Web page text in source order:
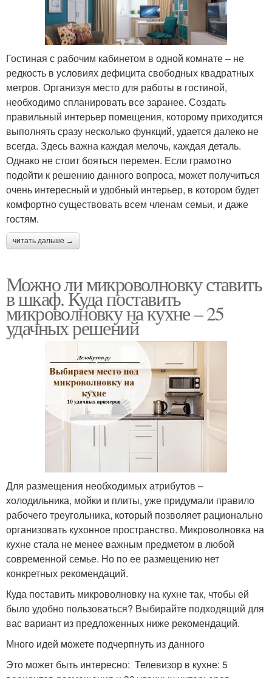
Гостиная с рабочим кабинетом в одной комнате – не
редкость в условиях дефицита свободных квадратных
метров. Организуя место для работы в гостиной,
необходимо спланировать все заранее. Создать
правильный интерьер помещения, которому приходится
выполнять сразу несколько функций, удается далеко не
всегда. Здесь важна каждая мелочь, каждая деталь.
Однако не стоит бояться перемен. Если грамотно
подойти к решению данного вопроса, может получиться
очень интересный и удобный интерьер, в котором будет
комфортно существовать всем членам семьи, и даже
гостям.
читать дальше →
Можно ли микроволновку ставить
в шкаф. Куда поставить
микроволновку на кухне – 25
удачных решений
Для размещения необходимых атрибутов –
холодильника, мойки и плиты, уже придумали правило
рабочего треугольника, который позволяет рационально
организовать кухонное пространство. Микроволновка на
кухне стала не менее важным предметом в любой
современной семье. Но по ее размещению нет
конкретных рекомендаций.
Куда поставить микроволновку на кухне так, чтобы ей
было удобно пользоваться? Выбирайте подходящий для
вас вариант из предложенных ниже рекомендаций.
Много идей можете подчерпнуть из данного
Это может быть интересно: Телевизор в кухне: 5